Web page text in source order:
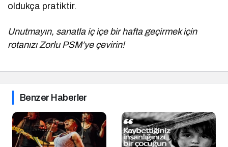
oldukça pratiktir.
Unutmayın, sanatla iç içe bir hafta geçirmek için
rotanızı Zorlu PSM’ye çevirin!
Benzer Haberler